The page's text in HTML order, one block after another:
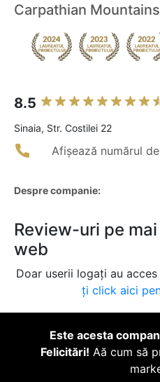
Carpathian Mountains
8.5
Sinaia, Str. Costilei 22
Afișează numărul
Despre companie:
Review-uri pe
web
Doar userii logați au
ți click aici
Este acesta
Felicitări! Aă cum să